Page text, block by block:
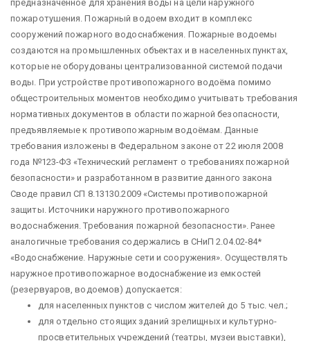
предназначенное для хранения воды на цели наружного
пожаротушения. Пожарный водоем входит в комплекс
сооружений пожарного водоснабжения. Пожарные водоемы
создаются на промышленных объектах и в населенных пунктах,
которые не оборудованы централизованной системой подачи
воды. При устройстве противопожарного водоёма помимо
общестроительных моментов необходимо учитывать требования
нормативных документов в области пожарной безопасности,
предъявляемые к противопожарным водоёмам. Данные
требования изложены в Федеральном законе от 22 июля 2008
года №123-ФЗ «Технический регламент о требованиях пожарной
безопасности» и разработанном в развитие данного закона
Своде правил СП 8.13130.2009 «Системы противопожарной
защиты. Источники наружного противопожарного
водоснабжения. Требования пожарной безопасности». Ранее
аналогичные требования содержались в СНиП 2.04.02-84*
«Водоснабжение. Наружные сети и сооружения». Осуществлять
наружное противопожарное водоснабжение из емкостей
(резервуаров, водоемов) допускается:
для населенных пунктов с числом жителей до 5 тыс. чел.;
для отдельно стоящих зданий зрелищных и культурно-
просветительных учреждений (театры, музеи выставки),